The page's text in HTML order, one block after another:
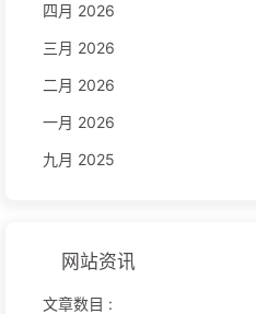
四月 2026
三月 2026
二月 2026
一月 2026
九月 2025
网站资讯
文章数目 :